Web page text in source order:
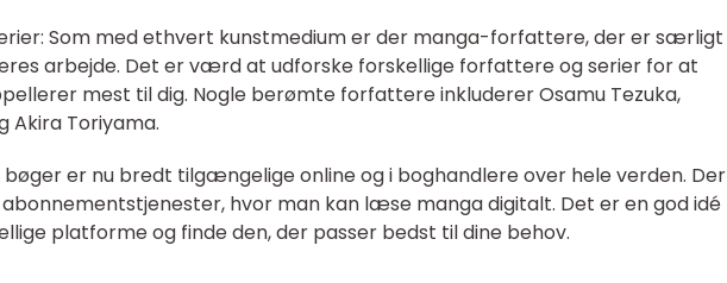
Som med ethvert kunstmedium er der manga-forfattere, der er særligt
arbejde. Det er værd at udforske forskellige forfattere og serier for at
mest til dig. Nogle berømte forfattere inkluderer Osamu Tezuka,
Akira Toriyama.
bøger er nu bredt tilgængelige online og i boghandlere over hele verden. Der
abonnementstjenester, hvor man kan læse manga digitalt. Det er en god idé
platforme og finde den, der passer bedst til dine behov.